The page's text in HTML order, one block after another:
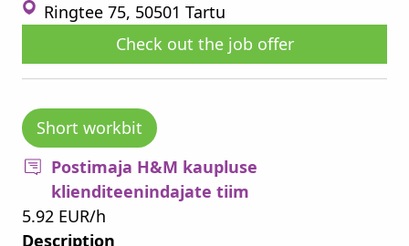
Ringtee 75, 50501 Tartu
Check out the job offer
Short workbit
Postimaja H&M kaupluse
klienditeenindajate tiim
5.92 EUR/h
Description